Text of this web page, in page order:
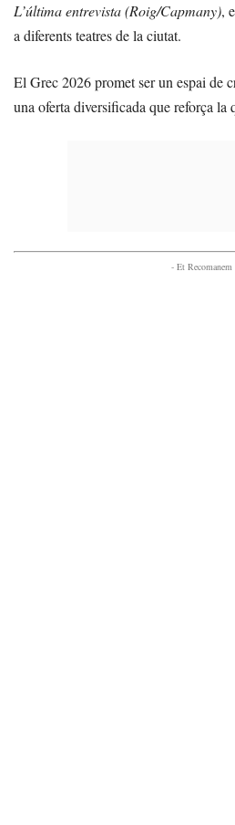
L’última entrevista (Roig/Capmany),
a diferents teatres de la ciutat.
El Grec 2026 promet ser un espai de
una oferta diversificada que reforça la
- Et Recomanem